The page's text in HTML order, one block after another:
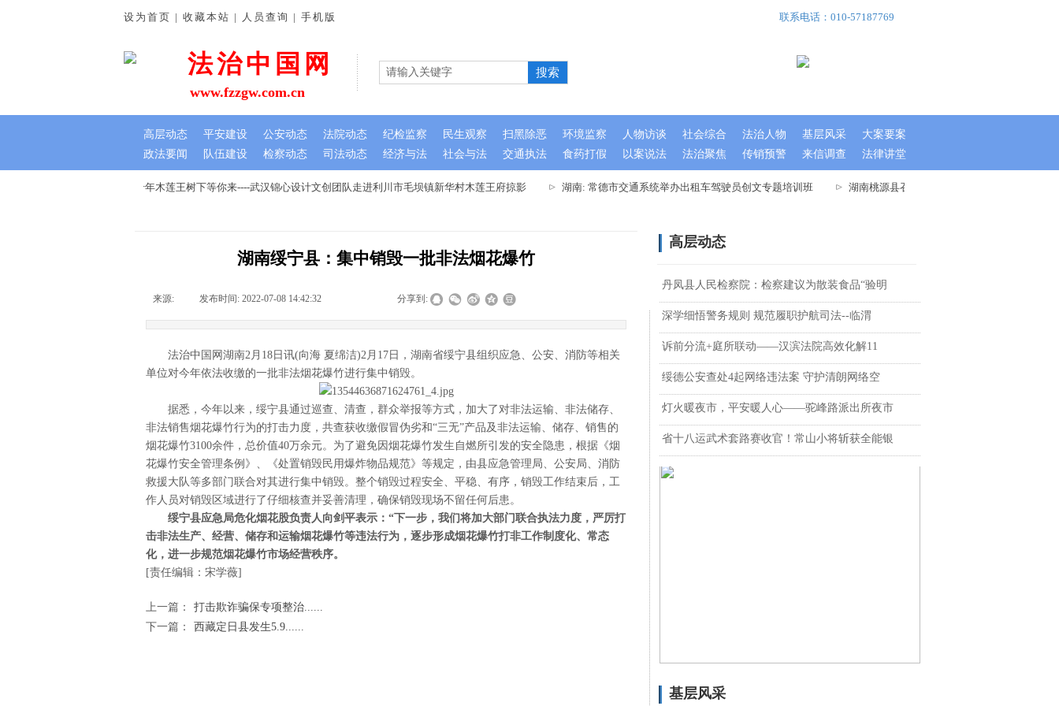
七夕文创节，我在千年木莲王树下等你来----武汉锦心设计文创团队走进利川市毛坝镇新华村木莲王府掠影 湖南: 常德市交通系统举办出租车驾驶员创文专题培训班 湖南桃源县召开文明城市指数测评迎检工作大会
法治中国网
政法要闻 队伍建设 检察动态 司法动态 经济与法 社会与法 交通执法 食药打假 以案说法 法治聚焦 传销预警 来信调查 法律讲堂
设为首页 | 收藏本站 | 人员查询 | 手机版 联系电话：010-57187769
搜索
www.fzzgw.com.cn
高层动态 平安建设 公安动态 法院动态 纪检监察 民生观察 扫黑除恶 环境监察 人物访谈 社会综合 法治人物 基层风采 大案要案
高层动态
湖南绥宁县：集中销毁一批非法烟花爆竹
来源: 发布时间: 2022-07-08 14:42:32 分享到:
法治中国网湖南2月18日讯(向海 夏绵洁)2月17日，湖南省绥宁县组织应急、公安、消防等相关
单位对今年依法收缴的一批非法烟花爆竹进行集中销毁。
据悉，今年以来，绥宁县通过巡查、清查，群众举报等方式，加大了对非法运输、非法储存、
非法销售烟花爆竹行为的打击力度，共查获收缴假冒伪劣和“三无”产品及非法运输、储存、销售的
烟花爆竹3100余件，总价值40万余元。为了避免因烟花爆竹发生自燃所引发的安全隐患，根据《烟
花爆竹安全管理条例》、《处置销毁民用爆炸物品规范》等规定，由县应急管理局、公安局、消防
救援大队等多部门联合对其进行集中销毁。整个销毁过程安全、平稳、有序，销毁工作结束后，工
作人员对销毁区域进行了仔细核查并妥善清理，确保销毁现场不留任何后患。
绥宁县应急局危化烟花股负责人向剑平表示：“下一步，我们将加大部门联合执法力度，严厉打
击非法生产、经营、储存和运输烟花爆竹等违法行为，逐步形成烟花爆竹打非工作制度化、常态
化，进一步规范烟花爆竹市场经营秩序。
[责任编辑：宋学薇]
上一篇：
打击欺诈骗保专项整治......
下一篇：
西藏定日县发生5.9......
丹凤县人民检察院：检察建议为散装食品“验明
深学细悟警务规则 规范履职护航司法--临渭
诉前分流+庭所联动——汉滨法院高效化解11
绥德公安查处4起网络违法案 守护清朗网络空
灯火暖夜市，平安暖人心——驼峰路派出所夜市
省十八运武术套路赛收官！常山小将斩获全能银
基层风采